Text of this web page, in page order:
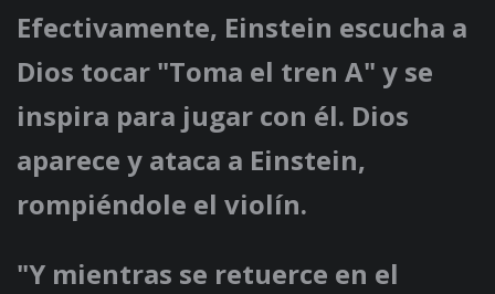
Efectivamente, Einstein escucha a
Dios tocar "Toma el tren A" y se
inspira para jugar con él. Dios
aparece y ataca a Einstein,
rompiéndole el violín.
"Y mientras se retuerce en el